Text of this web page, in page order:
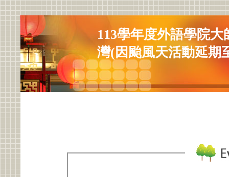
113學年度外語學院
灣(因颱風天活動延期